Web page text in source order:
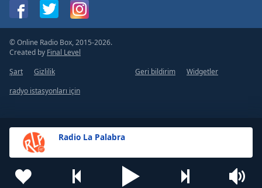
Radio La Palabra
© Online Radio Box, 2015-2026.
Created by Final Level
Şart
Gizlilik Geri bildirim
Widgetler
radyo istasyonları için